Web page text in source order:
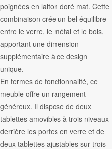
poignées en laiton doré mat. Cette
combinaison crée un bel équilibre
entre le verre, le métal et le bois,
apportant une dimension
supplémentaire à ce design
unique.
En termes de fonctionnalité, ce
meuble offre un rangement
généreux. Il dispose de deux
tablettes amovibles à trois niveaux
derrière les portes en verre et de
deux tablettes ajustables sur trois